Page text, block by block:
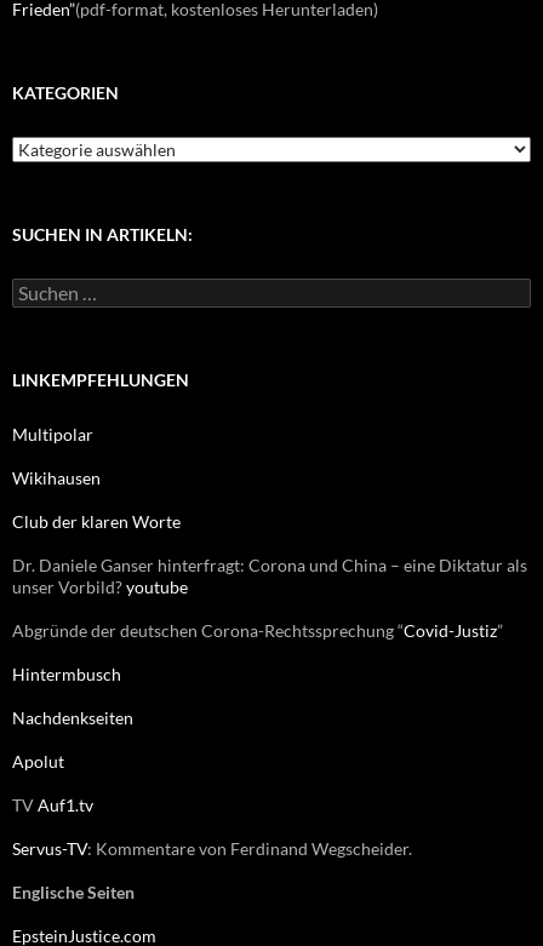
Frieden”(pdf-format, kostenloses Herunterladen)
KATEGORIEN
K
g
r
SUCHEN IN ARTIKELN:
S
u
e
a
h
LINKEMPFEHLUNGEN
Multipolar
Wikihausen
Club der klaren Worte
Dr. Daniele Ganser hinterfragt: Corona und China – eine Diktatur als
unser Vorbild?youtube
Abgründe der deutschen Corona-Rechtssprechung “Covid-Justiz”
Hintermbusch
Nachdenkseiten
Apolut
TVAuf1.tv
Servus-TV: Kommentare von Ferdinand Wegscheider.
Englische Seiten
EpsteinJustice.com